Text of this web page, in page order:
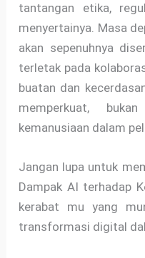
tantangan etika,
menyertainya. Masa
akan sepenuhnya
terletak pada
buatan dan
memperkuat,
kemanusiaan dalam
Jangan lupa untuk
Dampak AI terhadap
kerabat mu yang
transformasi digital